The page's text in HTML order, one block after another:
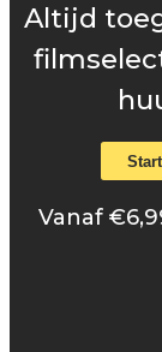
Altijd
Vanaf